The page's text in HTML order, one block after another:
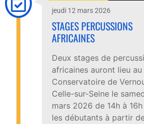
jeudi 12 mars 2026
STAGES PERCUSSIONS
AFRICAINES
Deux stages de
africaines auront lieu au
Conservatoire de
Celle-sur-Seine le
mars 2026 de 14h à
les débutants à partir